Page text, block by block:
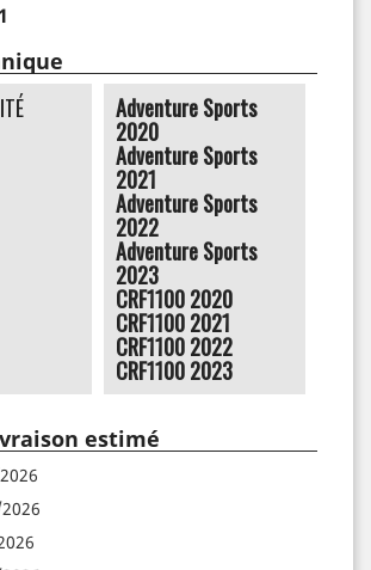
Adventure Sports
2020
Adventure Sports
2021
Adventure Sports
2022
Adventure Sports
2023
CRF1100 2020
CRF1100 2021
CRF1100 2022
CRF1100 2023
estimé